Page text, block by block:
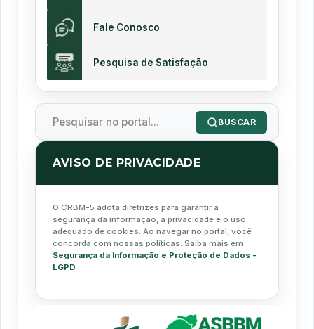
Fale Conosco
Pesquisa de Satisfação
BUSCAR
AVISO DE PRIVACIDADE
O CRBM-5 adota diretrizes para garantir a
segurança da informação, a privacidade e o uso
adequado de cookies. Ao navegar no portal, você
concorda com nossas políticas. Saiba mais em
Segurança da Informação e Proteção de Dados -
LGPD